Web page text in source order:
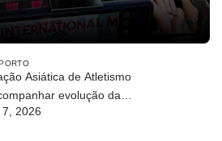
Asiática de Atletismo
evolução da
em Timor Leste
2026